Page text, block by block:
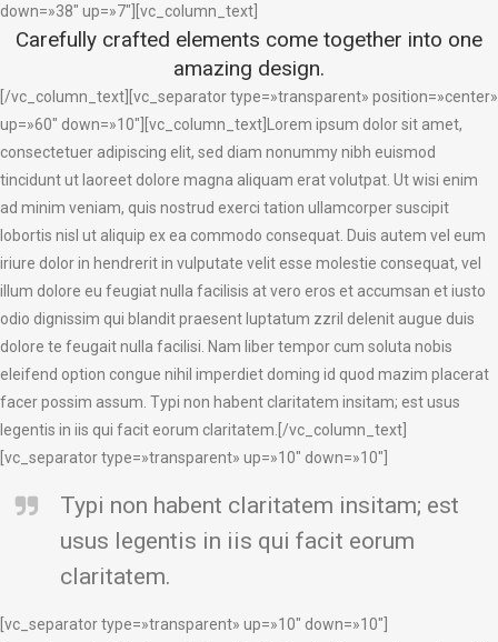
down=»38″ up=»7″][vc_column_text]
Carefully crafted elements come together into one
amazing design.
[/vc_column_text][vc_separator type=»transparent» position=»center»
up=»60″ down=»10″][vc_column_text]Lorem ipsum dolor sit amet,
consectetuer adipiscing elit, sed diam nonummy nibh euismod
tincidunt ut laoreet dolore magna aliquam erat volutpat. Ut wisi enim
ad minim veniam, quis nostrud exerci tation ullamcorper suscipit
lobortis nisl ut aliquip ex ea commodo consequat. Duis autem vel eum
iriure dolor in hendrerit in vulputate velit esse molestie consequat, vel
illum dolore eu feugiat nulla facilisis at vero eros et accumsan et iusto
odio dignissim qui blandit praesent luptatum zzril delenit augue duis
dolore te feugait nulla facilisi. Nam liber tempor cum soluta nobis
eleifend option congue nihil imperdiet doming id quod mazim placerat
facer possim assum. Typi non habent claritatem insitam; est usus
legentis in iis qui facit eorum claritatem.[/vc_column_text]
[vc_separator type=»transparent» up=»10″ down=»10″]
Typi non habent claritatem insitam; est
usus legentis in iis qui facit eorum
claritatem.
[vc_separator type=»transparent» up=»10″ down=»10″]